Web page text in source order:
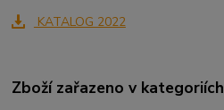
KATALOG 2022
Zboží zařazeno v kategoriích